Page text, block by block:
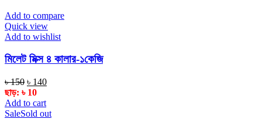
Add to compare
Quick view
Add to wishlist
মিলেট মিক্স ৪ কালার-১কেজি
৳150 Original
price
was:
৳ 150.
৳ 140Current
৳ 140.
ছাড়: ৳ 10
Add to cart
SaleSold out